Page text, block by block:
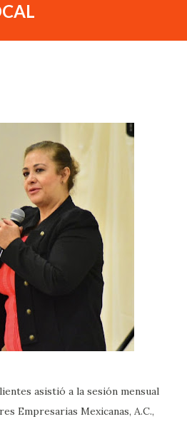
asistió a la sesión mensual
Empresarias Mexicanas, A.C.,